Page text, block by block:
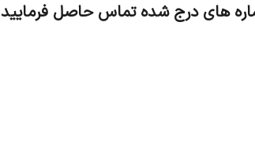
های درج شده تماس حاصل فرمایید